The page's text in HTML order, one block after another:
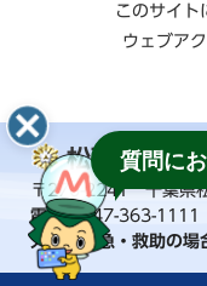
このサイト
ウェブア
松戸市消防
〒270-2241 千葉県
電話：047-363-1111
火事・救急・救助の
質問に